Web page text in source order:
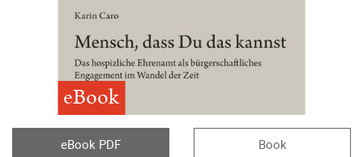
eBook
eBook PDF Book